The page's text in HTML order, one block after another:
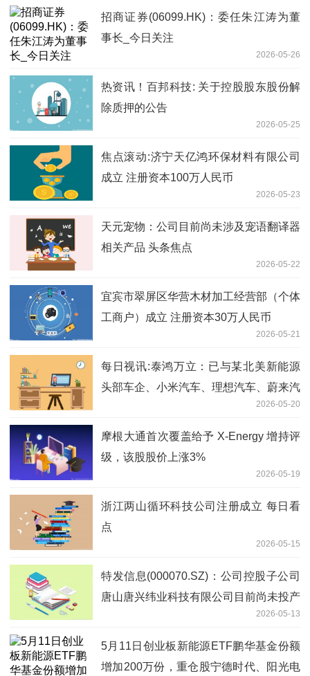
招商证券(06099.HK)：委任朱江涛为董
事长_今日关注
2026-05-26
热资讯！百邦科技: 关于控股股东股份解
除质押的公告
2026-05-25
焦点滚动:济宁天亿鸿环保材料有限公司
成立 注册资本100万人民币
2026-05-23
天元宠物：公司目前尚未涉及宠语翻译器
相关产品 头条焦点
2026-05-22
宜宾市翠屏区华营木材加工经营部（个体
工商户）成立 注册资本30万人民币
2026-05-21
每日视讯:泰鸿万立：已与某北美新能源
头部车企、小米汽车、理想汽车、蔚来汽
车、小鹏汽车等车企建立稳定的合作关系
2026-05-20
摩根大通首次覆盖给予 X-Energy 增持评
级，该股股价上涨3%
2026-05-19
浙江两山循环科技公司注册成立 每日看
点
2026-05-15
特发信息(000070.SZ)：公司控股子公司
唐山唐兴纬业科技有限公司目前尚未投产
2026-05-13
5月11日创业板新能源ETF鹏华基金份额
增加200万份，重仓股宁德时代、阳光电